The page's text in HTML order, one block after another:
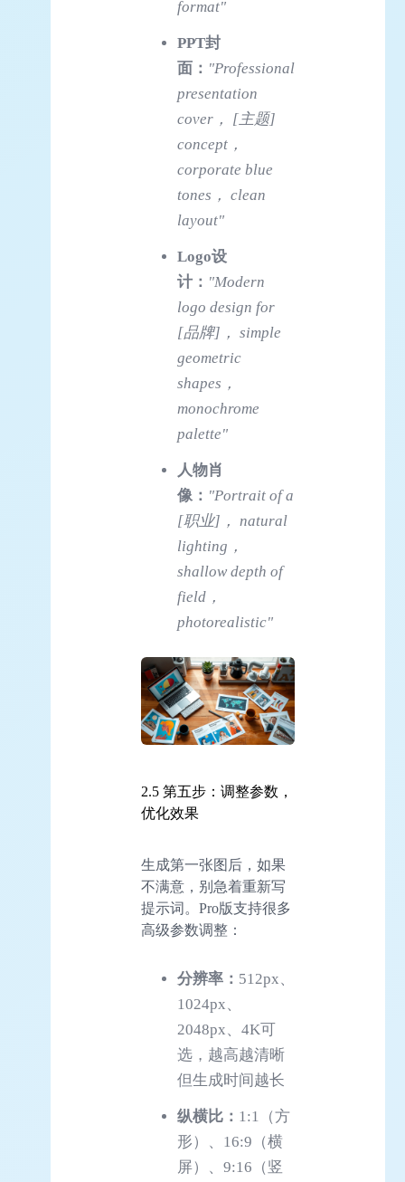
format"
PPT封
面： "Professional
presentation
cover， [主题]
concept，
corporate blue
tones， clean
layout"
Logo设
计： "Modern
logo design for
[品牌]， simple
geometric
shapes，
monochrome
palette"
人物肖
像： "Portrait of a
[职业]， natural
lighting，
shallow depth of
field，
photorealistic"
2.5 第五步：调整参数，
优化效果
生成第一张图后，如果
不满意，别急着重新写
提示词。Pro版支持很多
高级参数调整：
分辨率： 512px、
1024px、
2048px、4K可
选，越高越清晰
但生成时间越长
纵横比： 1:1（方
形）、16:9（横
屏）、9:16（竖